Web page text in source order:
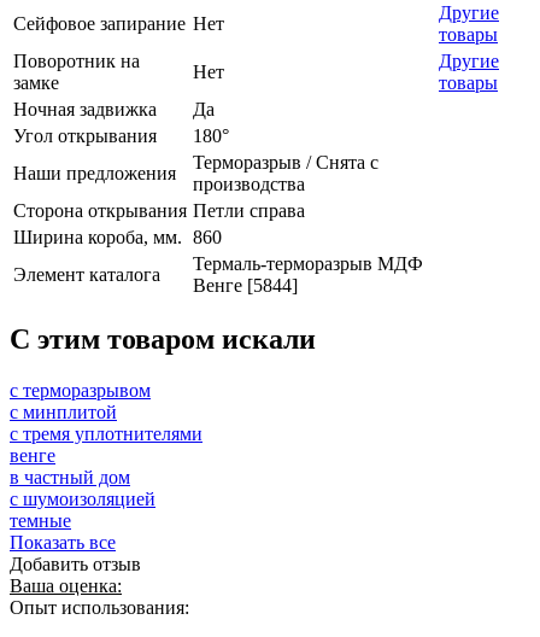
Сейфовое запирание Нет
Другие
товары
Поворотник на
замке
Нет
Другие
товары
Ночная задвижка
Да
Угол открывания
180°
Наши предложения
Терморазрыв / Снята с
производства
Сторона открывания Петли справа
Ширина короба, мм. 860
Элемент каталога
Термаль-терморазрыв МДФ
Венге [5844]
C этим товаром искали
с терморазрывом
с минплитой
с тремя уплотнителями
венге
в частный дом
с шумоизоляцией
темные
Показать все
Добавить отзыв
Ваша оценка:
Опыт использования: